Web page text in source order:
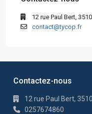
12 rue Paul Bert,
contact@tycop.fr
Contactez-nous
12 rue Paul Bert,
0257674860